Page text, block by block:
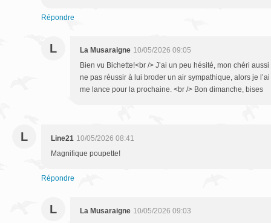
Répondre
L La Musaraigne 10/05/2026 09:05
Bien vu Bichette!<br /> J’ai un peu hésité, mon chéri
ne pas réussir à lui broder un air sympathique, alors je
me lance pour la prochaine. <br /> Bon dimanche, bises
L Line21 10/05/2026 08:41
Magnifique poupette!
Répondre
L La Musaraigne 10/05/2026 09:03